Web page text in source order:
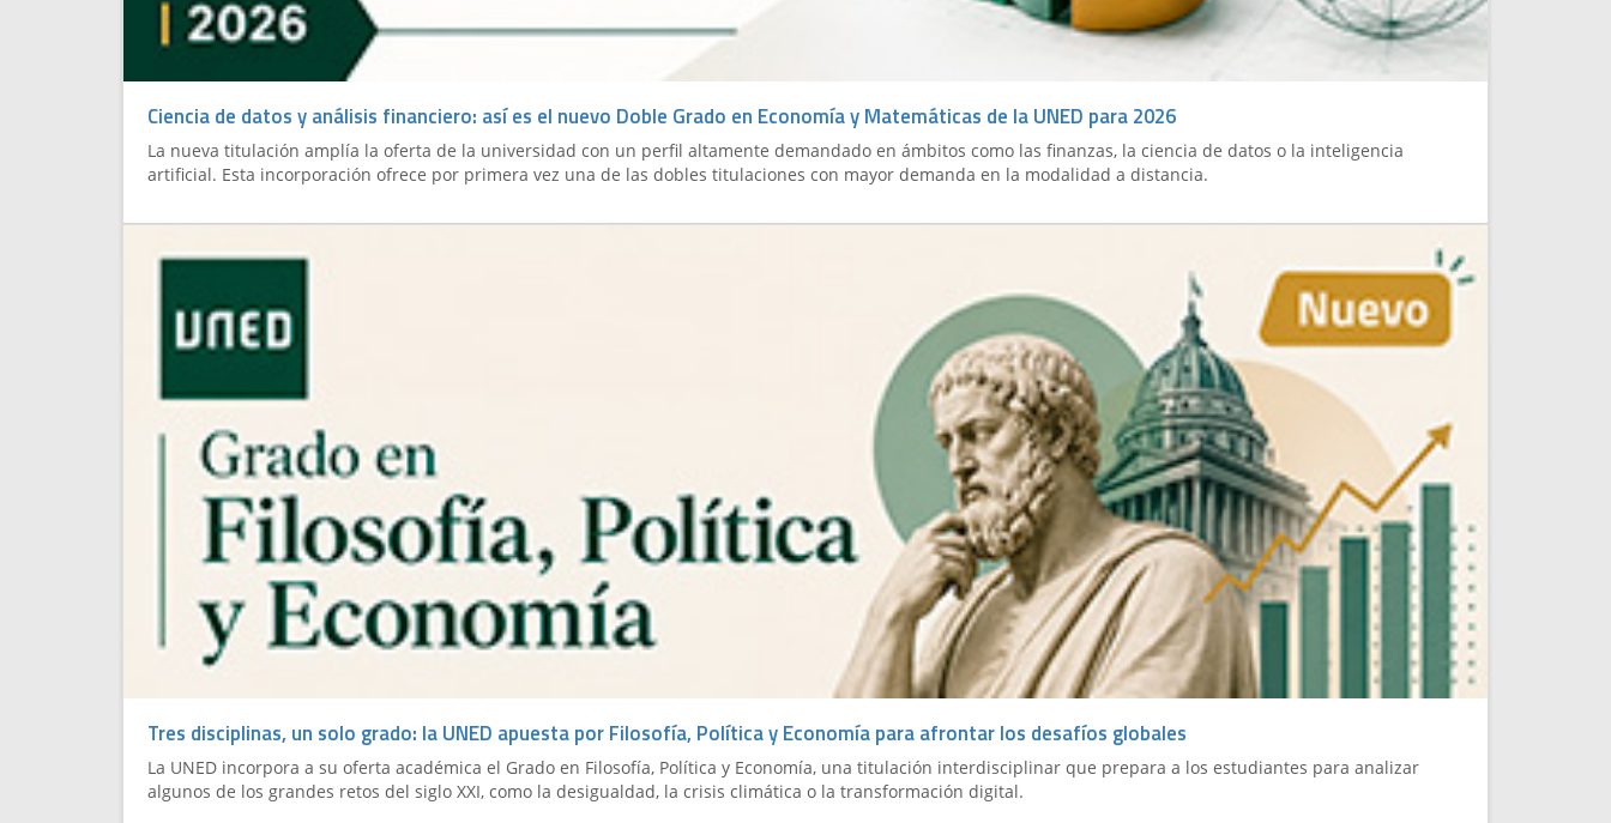
Ciencia de datos y análisis financiero: así es el nuevo Doble Grado en Economía y Matemáticas de la UNED para 2026
La nueva titulación amplía la oferta de la universidad con un perfil altamente demandado en ámbitos como las finanzas, la ciencia de datos o la inteligencia
artificial. Esta incorporación ofrece por primera vez una de las dobles titulaciones con mayor demanda en la modalidad a distancia.
Tres disciplinas, un solo grado: la UNED apuesta por Filosofía, Política y Economía para afrontar los desafíos globales
La UNED incorpora a su oferta académica el Grado en Filosofía, Política y Economía, una titulación interdisciplinar que prepara a los estudiantes para analizar
algunos de los grandes retos del siglo XXI, como la desigualdad, la crisis climática o la transformación digital.